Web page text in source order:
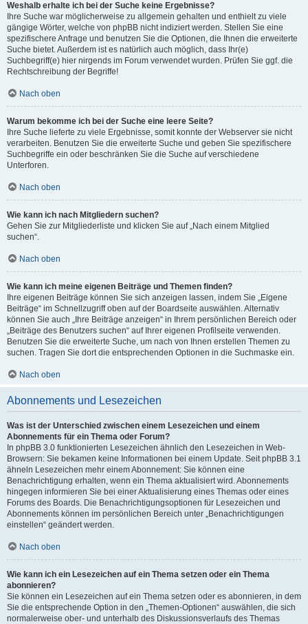
Weshalb erhalte ich bei der Suche keine Ergebnisse?
Ihre Suche war möglicherweise zu allgemein gehalten und enthielt zu viele
gängige Wörter, welche von phpBB nicht indiziert werden. Stellen Sie eine
spezifischere Anfrage und benutzen Sie die Optionen, die Ihnen die erweiterte
Suche bietet. Außerdem ist es natürlich auch möglich, dass Ihr(e)
Suchbegriff(e) hier nirgends im Forum verwendet wurden. Prüfen Sie ggf. die
Rechtschreibung der Begriffe!
Nach oben
Warum bekomme ich bei der Suche eine leere Seite?
Ihre Suche lieferte zu viele Ergebnisse, somit konnte der Webserver sie nicht
verarbeiten. Benutzen Sie die erweiterte Suche und geben Sie spezifischere
Suchbegriffe ein oder beschränken Sie die Suche auf verschiedene
Unterforen.
Nach oben
Wie kann ich nach Mitgliedern suchen?
Gehen Sie zur Mitgliederliste und klicken Sie auf „Nach einem Mitglied
suchen“.
Nach oben
Wie kann ich meine eigenen Beiträge und Themen finden?
Ihre eigenen Beiträge können Sie sich anzeigen lassen, indem Sie „Eigene
Beiträge“ im Schnellzugriff oben auf der Boardseite auswählen. Alternativ
können Sie auch „Ihre Beiträge anzeigen“ in Ihrem persönlichen Bereich oder
„Beiträge des Benutzers suchen“ auf Ihrer eigenen Profilseite verwenden.
Benutzen Sie die erweiterte Suche, um nach von Ihnen erstellen Themen zu
suchen. Tragen Sie dort die entsprechenden Optionen in die Suchmaske ein.
Nach oben
Abonnements und Lesezeichen
Was ist der Unterschied zwischen einem Lesezeichen und einem
Abonnements für ein Thema oder Forum?
In phpBB 3.0 funktionierten Lesezeichen ähnlich den Lesezeichen in Web-
Browsern: Sie bekamen keine Informationen bei einem Update. Seit phpBB 3.1
ähneln Lesezeichen mehr einem Abonnement: Sie können eine
Benachrichtigung erhalten, wenn ein Thema aktualisiert wird. Abonnements
hingegen informieren Sie bei einer Aktualisierung eines Themas oder eines
Forums des Boards. Die Benachrichtigungsoptionen für Lesezeichen und
Abonnements können im persönlichen Bereich unter „Benachrichtigungen
einstellen“ geändert werden.
Nach oben
Wie kann ich ein Lesezeichen auf ein Thema setzen oder ein Thema
abonnieren?
Sie können ein Lesezeichen auf ein Thema setzen oder es abonnieren, in dem
Sie die entsprechende Option in den „Themen-Optionen“ auswählen, die sich
normalerweise ober- und unterhalb des Diskussionsverlaufs des Themas